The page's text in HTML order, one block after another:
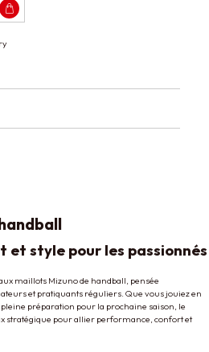
style pour les passionnés
maillots Mizuno de handball, pensée
et pratiquants réguliers. Que vous jouiez en
préparation pour la prochaine saison, le
stratégique pour allier performance, confort et